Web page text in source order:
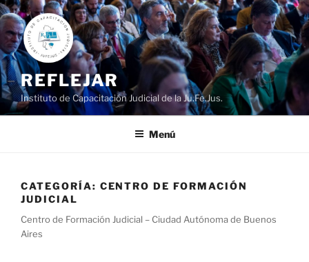
Ir
al
contenido
REFLEJAR
Instituto de Capacitación Judicial de la Ju.Fe.Jus.
Menú
CATEGORÍA: CENTRO DE FORMACIÓN
JUDICIAL
Centro de Formación Judicial – Ciudad Autónoma de Buenos
Aires